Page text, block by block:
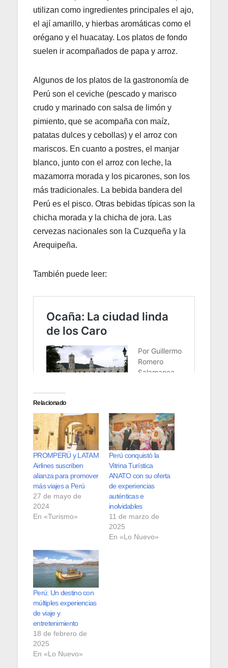
utilizan como ingredientes principales el ajo,
el ají amarillo, y hierbas aromáticas como el
orégano y el huacatay. Los platos de fondo
suelen ir acompañados de papa y arroz.
Algunos de los platos de la gastronomía de
Perú son el ceviche (pescado y marisco
crudo y marinado con salsa de limón y
pimiento, que se acompaña con maíz,
patatas dulces y cebollas) y el arroz con
mariscos. En cuanto a postres, el manjar
blanco, junto con el arroz con leche, la
mazamorra morada y los picarones, son los
más tradicionales. La bebida bandera del
Perú es el pisco. Otras bebidas típicas son la
chicha morada y la chicha de jora. Las
cervezas nacionales son la Cuzqueña y la
Arequipeña.
También puede leer:
Relacionado
PROMPERÚ y LATAM
Airlines suscriben
alianza para promover
más viajes a Perú
27 de mayo de
2024
En «Turismo»
Perú conquistó la
Vitrina Turística
ANATO con su oferta
de experiencias
auténticas e
inolvidables
11 de marzo de
2025
En «Lo Nuevo»
Perú: Un destino con
múltiples experiencias
de viaje y
entretenimiento
18 de febrero de
2025
En «Lo Nuevo»